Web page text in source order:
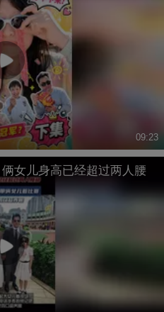
09:23
女儿身高已经超过两人腰